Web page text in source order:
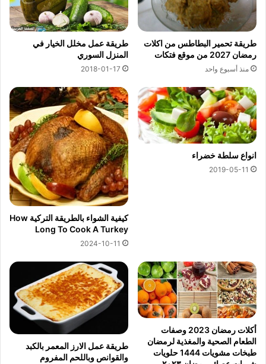
طريقة تحمير البطاطس من اكلات
رمضان 2027 من موقع فتكات
منذ أسبوع واحد
طريقة عمل مخلل الخيار في
المنزل السوري
2018-01-17
انواع سلطة خضراء
2019-05-11
كيفية الشواء بالطريقة التركية How
Long To Cook A Turkey
2024-10-11
أكلات رمضان 2023 وصفات
الطعام الصحية والمغذية لرمضان
طبخات مشويات 1444 حلويات
طريقة عمل الارز المعمر بالكبد
والقوانص وباللحم المفروم